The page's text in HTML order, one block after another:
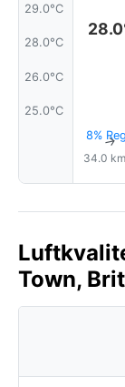
29.0°C
28.0°C
26.0°C
25.0°C
8%↑
34.0
Town,